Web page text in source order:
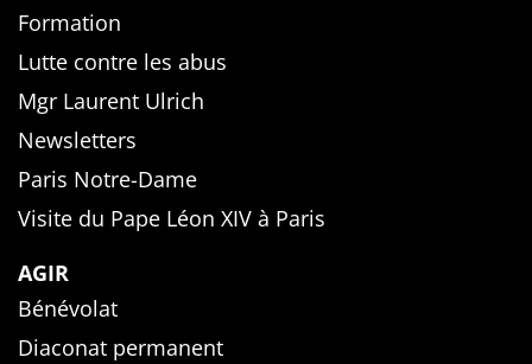
Formation
Lutte contre les abus
Mgr Laurent Ulrich
Newsletters
Paris Notre-Dame
Visite du Pape Léon XIV à Paris
AGIR
Bénévolat
Diaconat permanent